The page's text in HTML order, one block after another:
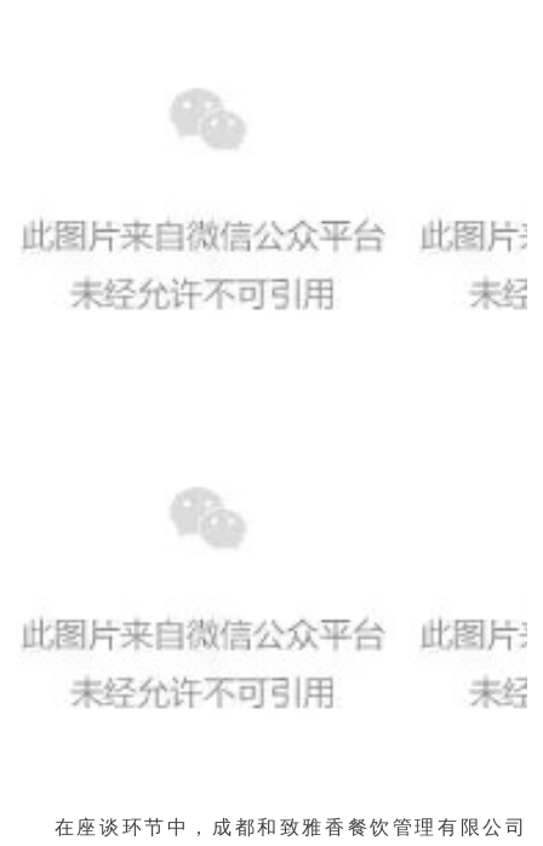
在座谈环节中，成都和致雅香餐饮管理有限公司